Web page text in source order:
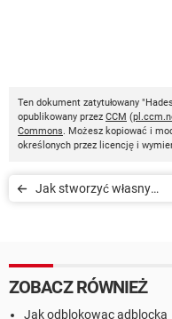
Ten dokument zatytułowany
opublikowany przez CCM (
Commons. Możesz kopiować i
określonych przez licencję i
Jak stworzyć własny
ZOBACZ RÓWNIEŻ
Jak odblokowac adblocka